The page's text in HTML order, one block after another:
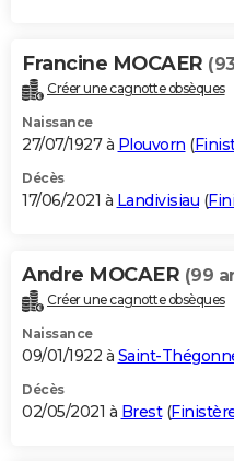
Francine MOCAER
Créer une cagnotte obsèques
Naissance
27/07/1927 à Plouvorn (
Décès
17/06/2021 à Landivisiau (
Andre MOCAER (99
Créer une cagnotte obsèques
Naissance
09/01/1922 à Saint-
Décès
02/05/2021 à Brest(